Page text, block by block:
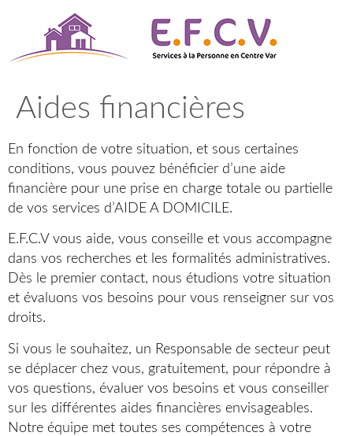
Aides financières
En fonction de votre situation, et sous certaines
conditions, vous pouvez bénéficier d’une aide
financière pour une prise en charge totale ou partielle
de vos services d’AIDE A DOMICILE.
E.F.C.V vous aide, vous conseille et vous accompagne
dans vos recherches et les formalités administratives.
Dès le premier contact, nous étudions votre situation
et évaluons vos besoins pour vous renseigner sur vos
droits.
Si vous le souhaitez, un Responsable de secteur peut
se déplacer chez vous, gratuitement, pour répondre à
vos questions, évaluer vos besoins et vous conseiller
sur les différentes aides financières envisageables.
Notre équipe met toutes ses compétences à votre